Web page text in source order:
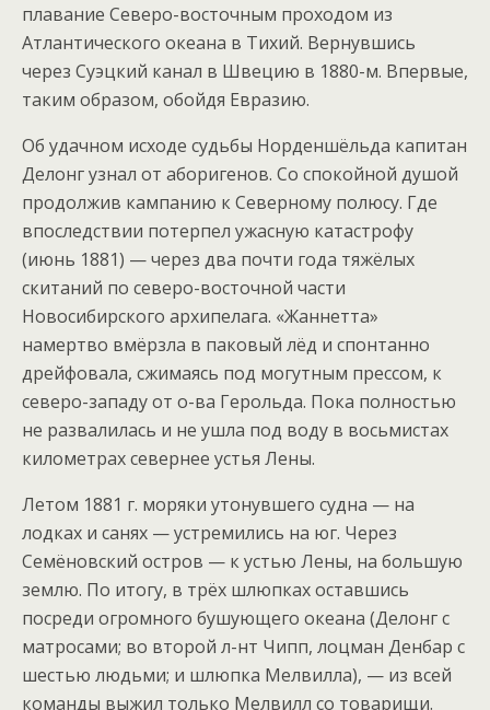
плавание Северо-восточным проходом из
Атлантического океана в Тихий. Вернувшись
через Суэцкий канал в Швецию в 1880-м. Впервые,
таким образом, обойдя Евразию.
Об удачном исходе судьбы Норденшёльда капитан
Делонг узнал от аборигенов. Со спокойной душой
продолжив кампанию к Северному полюсу. Где
впоследствии потерпел ужасную катастрофу
(июнь 1881) — через два почти года тяжёлых
скитаний по северо-восточной части
Новосибирского архипелага. «Жаннетта»
намертво вмёрзла в паковый лёд и спонтанно
дрейфовала, сжимаясь под могутным прессом, к
северо-западу от о-ва Герольда. Пока полностью
не развалилась и не ушла под воду в восьмистах
километрах севернее устья Лены.
Летом 1881 г. моряки утонувшего судна — на
лодках и санях — устремились на юг. Через
Семёновский остров — к устью Лены, на большую
землю. По итогу, в трёх шлюпках оставшись
посреди огромного бушующего океана (Делонг с
матросами; во второй л-нт Чипп, лоцман Денбар с
шестью людьми; и шлюпка Мелвилла), — из всей
команды выжил только Мелвилл со товарищи.